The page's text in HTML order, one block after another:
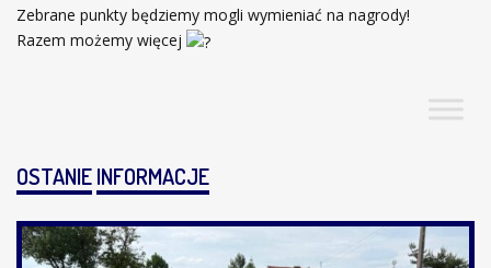
Zebrane punkty będziemy mogli wymieniać na nagrody!
Razem możemy więcej
OSTANIEINFORMACJE